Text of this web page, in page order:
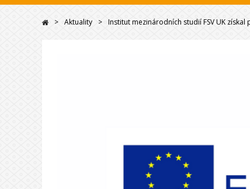
Aktuality Institut mezinárodních studií FSV UK